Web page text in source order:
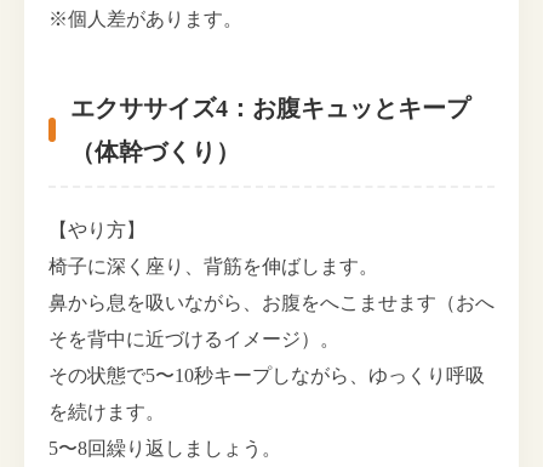
※個人差があります。
エクササイズ4：お腹キュッとキープ
（体幹づくり）
【やり方】
椅子に深く座り、背筋を伸ばします。
鼻から息を吸いながら、お腹をへこませます（おへ
そを背中に近づけるイメージ）。
その状態で5〜10秒キープしながら、ゆっくり呼吸
を続けます。
5〜8回繰り返しましょう。